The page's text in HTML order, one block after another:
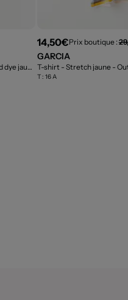
Chemise manches courtes - Imprimé tie and dye jaune - Outlet
14,50€Prix boutique :
GARCIA
T-shirt - Stretch jaune -
T : 16 A